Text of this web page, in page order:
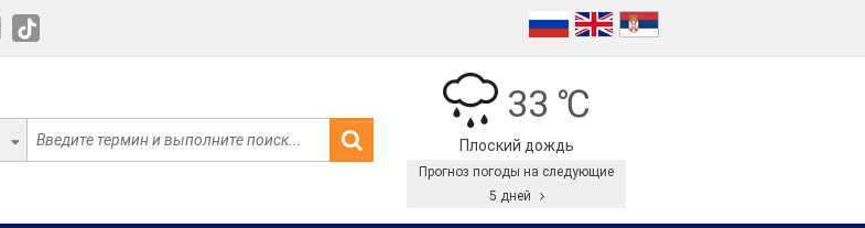
33 ℃
Плоский дождь
Прогноз погоды на следующие
5 дней